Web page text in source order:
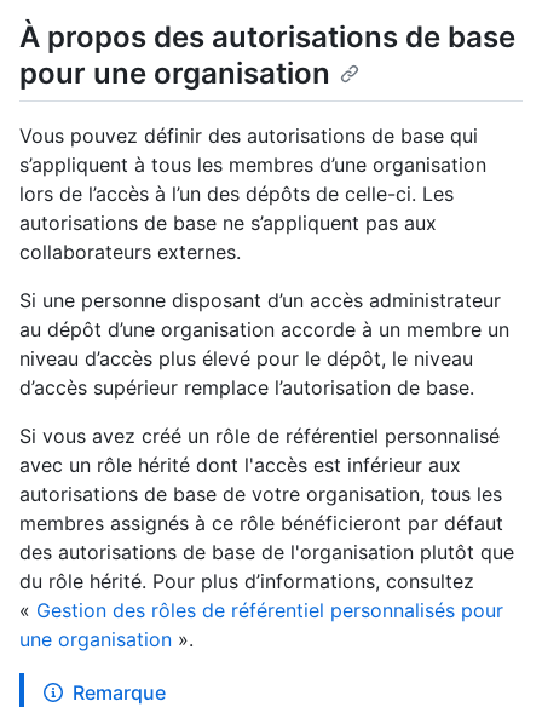
À propos des autorisations de base
pour une organisation
Vous pouvez définir des autorisations de base qui
s’appliquent à tous les membres d’une organisation
lors de l’accès à l’un des dépôts de celle-ci. Les
autorisations de base ne s’appliquent pas aux
collaborateurs externes.
Si une personne disposant d’un accès administrateur
au dépôt d’une organisation accorde à un membre un
niveau d’accès plus élevé pour le dépôt, le niveau
d’accès supérieur remplace l’autorisation de base.
Si vous avez créé un rôle de référentiel personnalisé
avec un rôle hérité dont l'accès est inférieur aux
autorisations de base de votre organisation, tous les
membres assignés à ce rôle bénéficieront par défaut
des autorisations de base de l'organisation plutôt que
du rôle hérité. Pour plus d’informations, consultez
« Gestion des rôles de référentiel personnalisés pour
une organisation ».
Remarque